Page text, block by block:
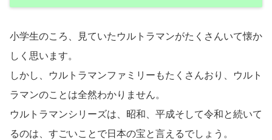
小学生のころ、見ていたウルトラマンがたくさんいて懐か
しく思います。
しかし、ウルトラマンファミリーもたくさんおり、ウルト
ラマンのことは全然わかりません。
ウルトラマンシリーズは、昭和、平成そして令和と続いて
るのは、すごいことで日本の宝と言えるでしょう。